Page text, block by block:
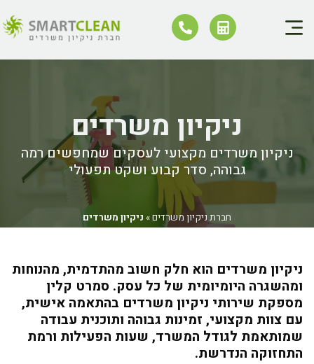
ניקיון משרדים
ניקיון משרדים מקצועי לעסקים שמחפשים רמה
גבוהה, סדר קבוע ושקט תפעולי
חברת ניקיון משרדים» ניקיון משרדים
ניקיון משרדים הוא חלק חשוב מהתדמית, מהנוחות
ומהשגרה היומיומית של כל עסק. סמרט קלין
מספקת שירותי ניקיון משרדים בהתאמה אישית,
עם צוות מקצועי, זמינות גבוהה ותוכנית עבודה
שמותאמת לגודל המשרד, שעות הפעילות ורמת
התחזוקה הנדרשת.